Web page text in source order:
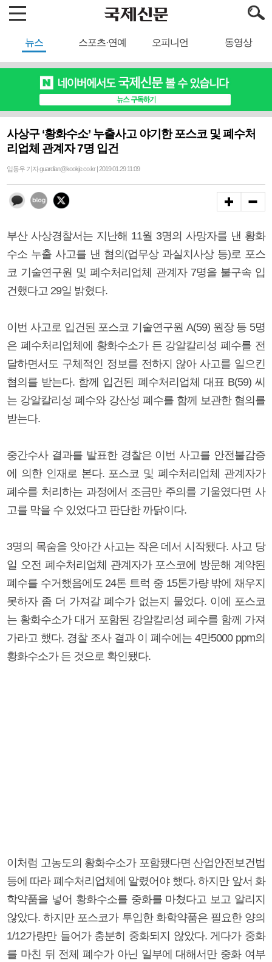
뉴스 스포츠·연예 오피니언 동영상
사상구 ‘황화수소’ 누출사고 야기한 포스코 및 폐수처
리업체 관계자 7명 입건
임동우 기자 guardian@kookje.co.kr | 2019.01.29 11:09
부산 사상경찰서는 지난해 11월 3명의 사망자를 낸 황화
수소 누출 사고를 낸 혐의(업무상 과실치사상 등)로 포스
코 기술연구원 및 폐수처리업체 관계자 7명을 불구속 입
건했다고 29일 밝혔다.
이번 사고로 입건된 포스코 기술연구원 A(59) 원장 등 5명
은 폐수처리업체에 황화수소가 든 강알칼리성 폐수를 전
달하면서도 구체적인 정보를 전하지 않아 사고를 일으킨
혐의를 받는다. 함께 입건된 폐수처리업체 대표 B(59) 씨
는 강알칼리성 폐수와 강산성 폐수를 함께 보관한 혐의를
받는다.
중간수사 결과를 발표한 경찰은 이번 사고를 안전불감증
에 의한 인재로 본다. 포스코 및 폐수처리업체 관계자가
폐수를 처리하는 과정에서 조금만 주의를 기울였다면 사
고를 막을 수 있었다고 판단한 까닭이다.
3명의 목숨을 앗아간 사고는 작은 데서 시작됐다. 사고 당
일 오전 폐수처리업체 관계자가 포스코에 방문해 계약된
폐수를 수거했음에도 24톤 트럭 중 15톤가량 밖에 채우지
못하자 좀 더 가져갈 폐수가 없는지 물었다. 이에 포스코
는 황화수소가 대거 포함된 강알칼리성 폐수를 함께 가져
가라고 했다. 경찰 조사 결과 이 폐수에는 4만5000 ppm의
황화수소가 든 것으로 확인됐다.
이처럼 고농도의 황화수소가 포함됐다면 산업안전보건법
등에 따라 폐수처리업체에 알렸어야 했다. 하지만 앞서 화
학약품을 넣어 황화수소를 중화를 마쳤다고 보고 알리지
않았다. 하지만 포스코가 투입한 화학약품은 필요한 양의
1/12가량만 들어가 충분히 중화되지 않았다. 게다가 중화
를 마친 뒤 전체 폐수가 아닌 일부에 대해서만 중화 여부